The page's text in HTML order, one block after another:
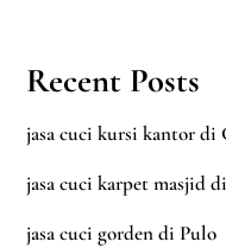
Recent Posts
jasa cuci kursi kantor di
jasa cuci karpet masjid
jasa cuci gorden di Pulo